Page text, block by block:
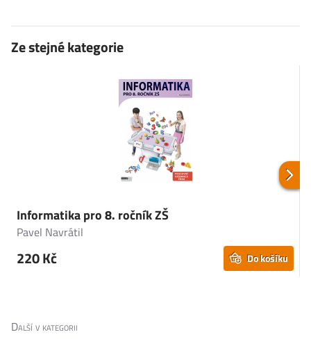
Ze stejné kategorie
Informatika pro 8. ročník ZŠ
Pavel Navrátil
220 Kč Do košíku
Další v kategorii